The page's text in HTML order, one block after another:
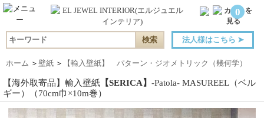
0
法人様はこちら ➤
ホーム ＞ 壁紙 ＞ 【輸入壁紙】 パターン・ジオメトリック（幾何学）
【海外取寄品】輸入壁紙 【SERICA】 -Patola- MASUREEL（ベル
ギー）（70cm巾×10m巻）